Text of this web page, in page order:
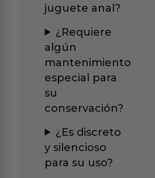
juguete anal?
¿Requiere
algún
mantenimiento
especial para
su
conservación?
¿Es discreto
y silencioso
para su uso?